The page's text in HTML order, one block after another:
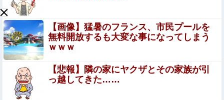
【悲報】ジャンポケ斉藤の妻、夫の求刑7年翌日にウキウ
キでInstagram更新
【愕然】念願の彼女できたんだけど・・・・・・とんでも
ない素性が見えてきた・・・・・・
【悲報】彫り師さん、ぶちまける「タトゥー入れてるヤツ
全員バカです」「すごい民度低いです」「一言目でバカだ
なってわかります全員」
【動画】 美人女優さん、映画でマ○コのビラビラまでめく
【画像】猛暑のフランス、市民プールを
無料開放するも大変な事になってしまう
ｗｗｗ
【悲報】隣の家にヤクザとその家族が引
っ越してきた……